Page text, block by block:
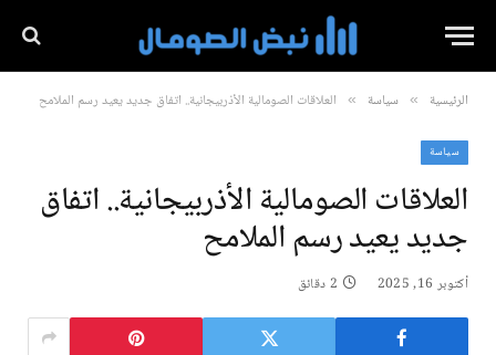
الرئيسية » سياسة » العلاقات الصومالية الأذربيجانية.. اتفاق جديد يعيد رسم الملامح
سياسة
العلاقات الصومالية الأذربيجانية.. اتفاق
جديد يعيد رسم الملامح
أكتوبر 16, 2025 2 دقائق